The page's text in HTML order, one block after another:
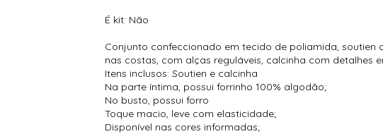
É kit: Não
Conjunto confeccionado em tecido de poliamida,
nas costas, com alças reguláveis, calcinha com detalhes
Itens inclusos: Soutien e calcinha
Na parte íntima, possui forrinho 100% algodão;
No busto, possui forro
Toque macio, leve com elasticidade;
Disponível nas cores informadas;